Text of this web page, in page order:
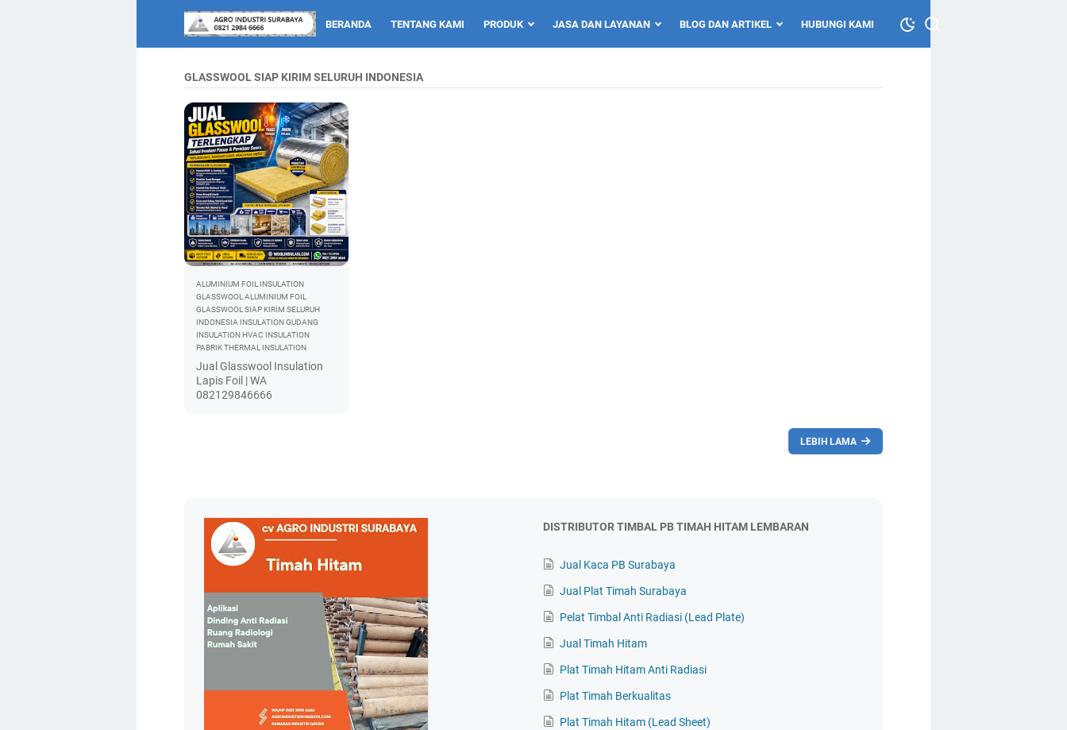
BERANDA TENTANG KAMI PRODUK JASA DAN LAYANAN BLOG DAN ARTIKEL HUBUNGI KAMI
GLASSWOOL SIAP KIRIM SELURUH INDONESIA
ALUMINIUM FOIL INSULATION
GLASSWOOL ALUMINIUM FOIL
GLASSWOOL SIAP KIRIM SELURUH
INDONESIA INSULATION GUDANG
INSULATION HVAC
INSULATION
PABRIKTHERMAL INSULATION
Jual Glasswool Insulation
Lapis Foil | WA
082129846666
LEBIH LAMA
DISTRIBUTOR TIMBAL PB TIMAH HITAM LEMBARAN
Jual Kaca PB Surabaya
Jual Plat Timah Surabaya
Pelat Timbal Anti Radiasi (Lead Plate)
Jual Timah Hitam
Plat Timah Hitam Anti Radiasi
Plat Timah Berkualitas
Plat Timah Hitam (Lead Sheet)